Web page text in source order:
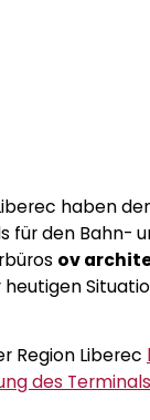
haben
den Bahn-
ov
Region Liberec
des Terminals